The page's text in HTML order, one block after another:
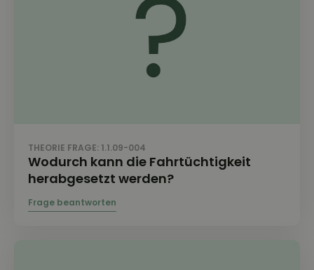
THEORIE FRAGE: 1.1.09-004
Wodurch kann die Fahrtüchtigkeit
herabgesetzt werden?